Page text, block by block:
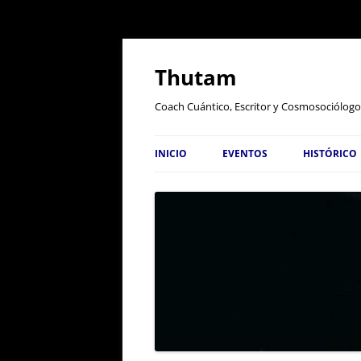
Thutam
Coach Cuántico, Escritor y Cosmosociólogo
INICIO EVENTOS HISTÓRICO